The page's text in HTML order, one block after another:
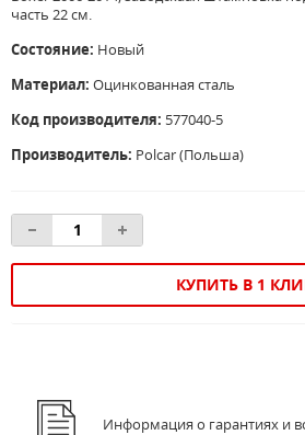
часть 22 см.
Состояние: Новый
Материал: Оцинкованная сталь
Код производителя: 577040-5
Производитель: Polcar (Польша)
КУПИТЬ В 1
Информация о гарантиях и